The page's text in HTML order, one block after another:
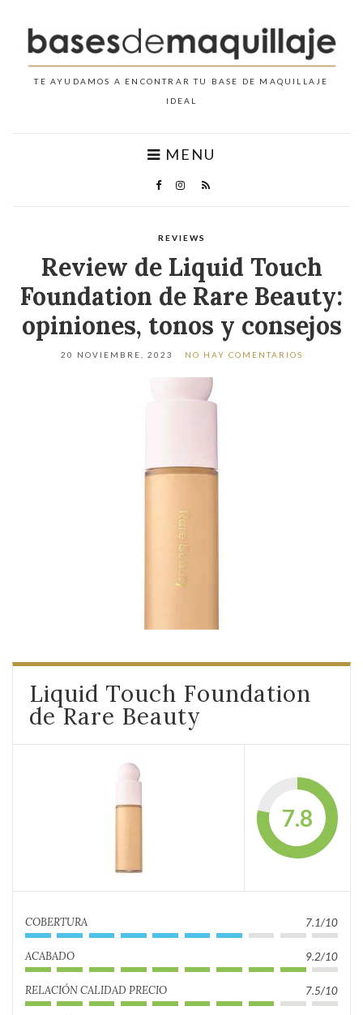
MENU
REVIEWS
Review de Liquid Touch
Foundation de Rare Beauty:
opiniones, tonos y consejos
20 NOVIEMBRE, 2023 NO HAY COMENTARIOS
Liquid Touch Foundation
de Rare Beauty
7.8
COBERTURA 7.1/10
ACABADO 9.2/10
RELACIÓN CALIDAD PRECIO 7.5/10